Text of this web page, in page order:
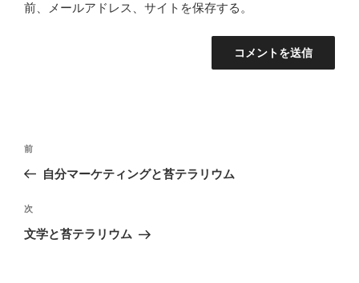
前、メールアドレス、サイトを保存する。
投
ビ
ゲ
前
の
稿
前
自分マーケティングと苔テラリウム
次
の
次
文学と苔テラリウム